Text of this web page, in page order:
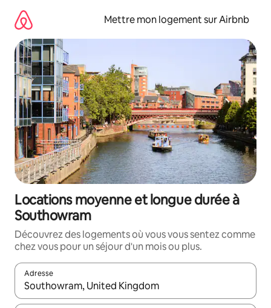
directement
contenu
Mettre mon logement sur Airbnb
Locations moyenne et longue durée à
Southowram
Découvrez des logements où vous vous sentez comme
chez vous pour un séjour d'un mois ou plus.
Adresse
Lorsque les résultats s'affichent, utilisez les flèches vers le